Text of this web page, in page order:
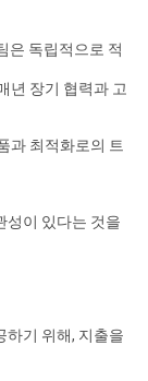
은 독립적으로 적
년 장기 협력과 고
과 최적화로의 트
성이 있다는 것을
하기 위해, 지출을